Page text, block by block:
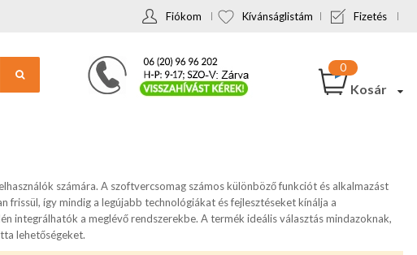
Fiókom Kívánságlistám Fizetés
Kosár
számára. A szoftvercsomag számos különböző funkciót és alkalmazást
így mindig a legújabb technológiákat és fejlesztéseket kínálja a
integrálhatók a meglévő rendszerekbe. A termék ideális választás mindazoknak,
lehetőségeket.